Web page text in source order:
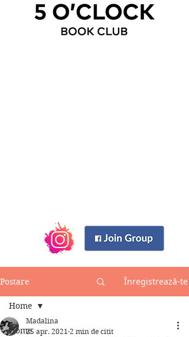
Postare Înregistrează-te
Home
Home
Madalina
25 apr. 2021 2 min de citit